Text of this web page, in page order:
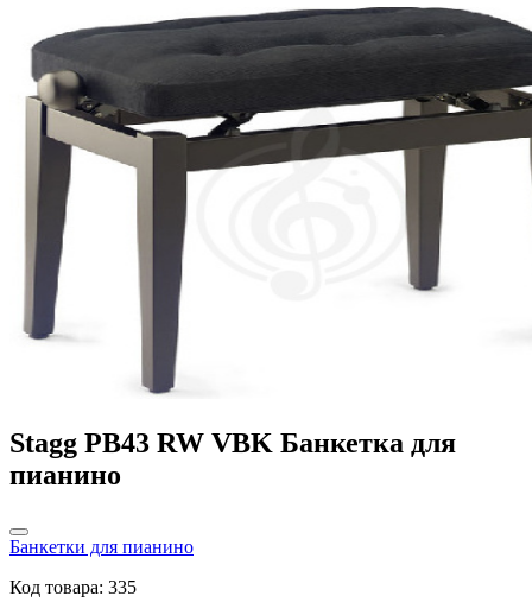
Stagg PB43 RW VBK Банкетка для
пианино
Банкетки для пианино
Код товара: 335